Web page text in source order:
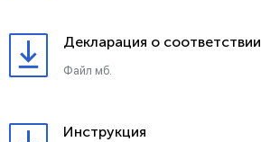
Декларация о соответствии
Файл мб.
Инструкция